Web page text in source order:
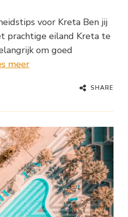
voor Kreta Ben jij
prachtige eiland Kreta te
om goed
meer
SHARE